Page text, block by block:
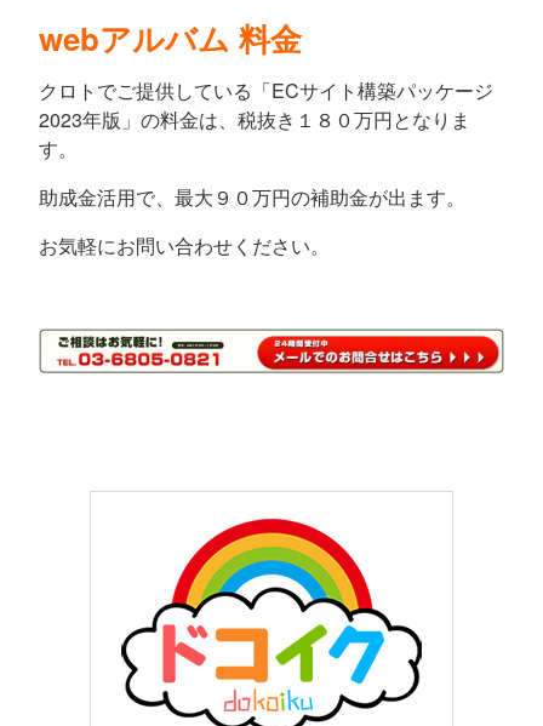
webアルバム 料金
クロトでご提供している「ECサイト構築パッケージ
2023年版」の料金は、税抜き１８０万円となりま
す。
助成金活用で、最大９０万円の補助金が出ます。
お気軽にお問い合わせください。